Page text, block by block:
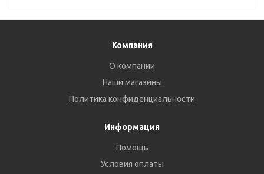
Компания
О компании
Наши магазины
Политика конфиденциальности
Информация
Помощь
Условия оплаты